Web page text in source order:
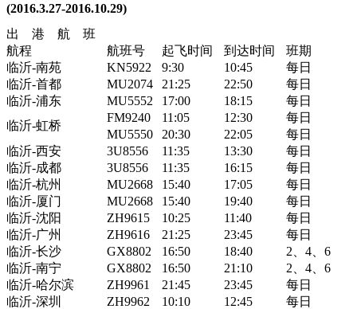
(2016.3.27-2016.10.29)
出 港 航 班
航程
航班号 起飞时间 到达时间
班期
临沂-南苑
KN5922 9:30 10:45
每日
临沂-首都
MU2074 21:25 22:50
每日
临沂-浦东
MU5552 17:00 18:15
每日
临沂-虹桥
FM9240 11:05 12:30
每日
MU5550
20:30 22:05
每日
临沂-西安
3U8556 11:35 13:30
每日
临沂-成都
3U8556 11:35 16:15
每日
临沂-杭州
MU2668 15:40 17:05
每日
临沂-厦门
MU2668 15:40 19:40
每日
临沂-沈阳
ZH9615 10:25 11:40
每日
临沂-广州
ZH9616 21:25 23:45
每日
临沂-长沙
GX8802 16:50 18:40
2、4、6
临沂-南宁
GX8802 16:50 21:10
2、4、6
临沂-哈尔滨
ZH9961 21:45 23:45
每日
临沂-深圳
ZH9962 10:10 12:45
每日